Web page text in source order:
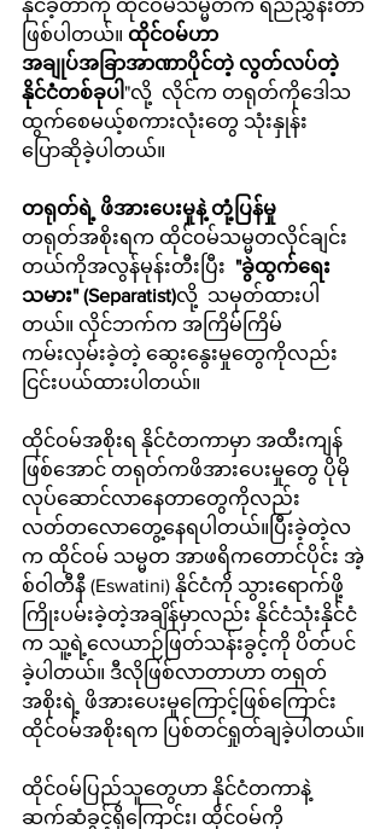
နိုင်ခဲ့တာကို ထိုင်ဝမ်သမ္မတက ရည်ညွှန်းတာ
ဖြစ်ပါတယ်။ ထိုင်ဝမ်ဟာ
အချုပ်အခြာအာဏာပိုင်တဲ့ လွတ်လပ်တဲ့
နိုင်ငံတစ်ခုပါ "လို့  လိုင်က တရုတ်ကိုဒေါသ
ထွက်စေမယ့်စကားလုံးတွေ သုံးနှုန်း
ပြောဆိုခဲ့ပါတယ်။
တရုတ်ရဲ့ ဖိအားပေးမှုနဲ့ တုံ့ပြန်မှု
တရုတ်အစိုးရက ထိုင်ဝမ်သမ္မတလိုင်ချင်း
တယ်ကိုအလွန်မုန်းတီးပြီး "ခွဲထွက်ရေး
သမား" (Separatist)လို့  သမုတ်ထားပါ
တယ်။ လိုင်ဘက်က အကြိမ်ကြိမ်
ကမ်းလှမ်းခဲ့တဲ့ ဆွေးနွေးမှုတွေကိုလည်း
ငြင်းပယ်ထားပါတယ်။
ထိုင်ဝမ်အစိုးရ နိုင်ငံတကာမှာ အထီးကျန်
ဖြစ်အောင် တရုတ်ကဖိအားပေးမှုတွေ ပိုမို
လုပ်ဆောင်လာနေတာတွေကိုလည်း
လတ်တလောတွေ့နေရပါတယ်။ပြီးခဲ့တဲ့လ
က ထိုင်ဝမ် သမ္မတ အာဖရိကတောင်ပိုင်း အဲ့
စ်ဝါတီနီ (Eswatini) နိုင်ငံကို သွားရောက်ဖို့
ကြိုးပမ်းခဲ့တဲ့အချိန်မှာလည်း နိုင်ငံသုံးနိုင်ငံ
က သူ့ရဲ့လေယာဉ်ဖြတ်သန်းခွင့်ကို ပိတ်ပင်
ခဲ့ပါတယ်။ ဒီလိုဖြစ်လာတာဟာ တရုတ်
အစိုးရဲ့ ဖိအားပေးမှုကြောင့်ဖြစ်ကြောင်း
ထိုင်ဝမ်အစိုးရက ပြစ်တင်ရှုတ်ချခဲ့ပါတယ်။
ထိုင်ဝမ်ပြည်သူတွေဟာ နိုင်ငံတကာနဲ့
ဆက်ဆံခွင့်ရှိကြောင်း၊ ထိုင်ဝမ်ကို